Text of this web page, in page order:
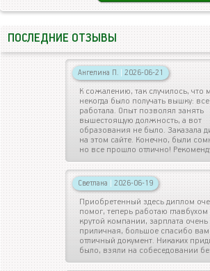
ПОСЛЕДНИЕ ОТЗЫВЫ
Ангелина П. | 2026-06-21
К сожалению, так случилось, что
некогда было получать вышку:
работала. Опыт позволял занять
вышестоящую должность, а вот
образования не было. Заказала
на этом сайте. Конечно, были
но все прошло отлично!
Светлана | 2026-06-19
Приобретенный здесь диплом
помог, теперь работаю главбухом
крутой компании, зарплата очень
приличная, большое спасибо вам
отличный документ. Никаких
было, взяли на собеседовании